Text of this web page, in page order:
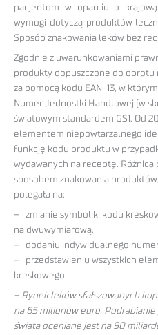
pacjentom w oparciu o
wymogi dotyczą produktów
Sposób znakowania leków bez
Zgodnie z uwarunkowaniami
produkty dopuszczone do obrotu
za pomocą kodu EAN-13, w
Numer Jednostki Handlowej (w
światowym standardem GS1. Od
elementem niepowtarzalnego
funkcję kodu produktu w
wydawanych na receptę.
sposobem znakowania
polegała na:
– zmianie symboliki kodu
na dwuwymiarową,
– dodaniu indywidualnego
– przedstawieniu wszystkich
kreskowego.
– Rynek leków sfałszowanych
na 65 milionów euro. Podrabianie
świata oceniane jest na 90